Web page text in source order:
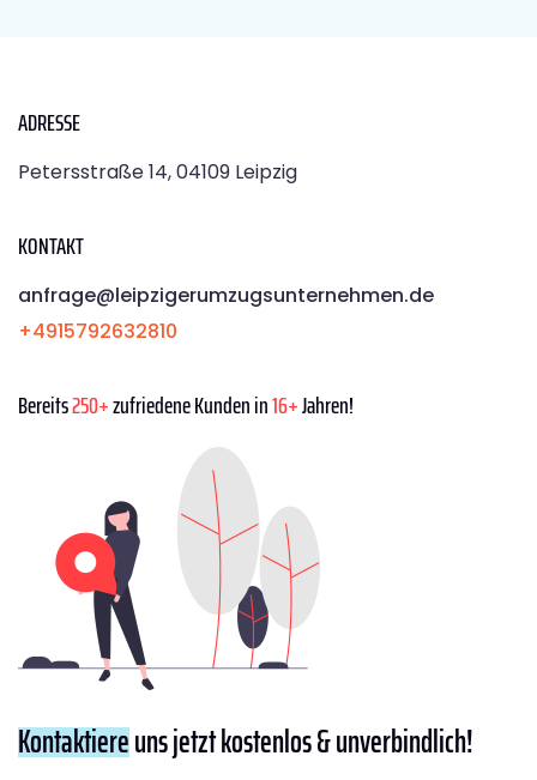
ADRESSE
Petersstraße 14, 04109 Leipzig
KONTAKT
anfrage@leipzigerumzugsunternehmen.de
+4915792632810
Bereits250+zufriedene Kunden in16+Jahren!
Kontaktiereuns jetzt kostenlos & unverbindlich!